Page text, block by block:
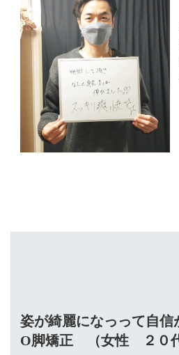
姿が綺麗になっって自信
O脚矯正 （女性 ２０代